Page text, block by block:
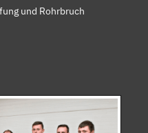
und Rohrbruch